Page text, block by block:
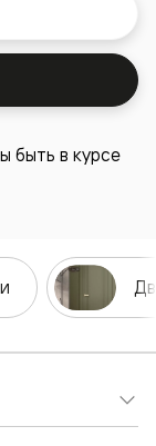
быть в курсе